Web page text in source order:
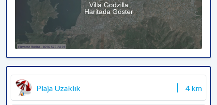
Villa Godzilla
Haritada Göster
Plaja Uzaklık 4 km